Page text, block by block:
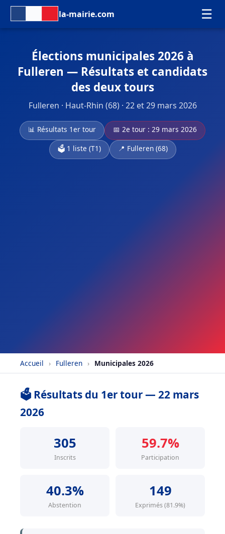
la-mairie.com ☰
Élections municipales 2026 à
Fulleren — Résultats et candidats
des deux tours
Fulleren · Haut-Rhin (68) · 22 et 29 mars 2026
📊 Résultats 1er tour
📅 2e tour : 29 mars 2026
🗳️ 1 liste (T1)
📍 Fulleren (68)
Accueil › Fulleren › Municipales 2026
🗳️ Résultats du 1er tour — 22 mars
2026
305
Inscrits
59.7%
Participation
40.3%
Abstention
149
Exprimés (81.9%)